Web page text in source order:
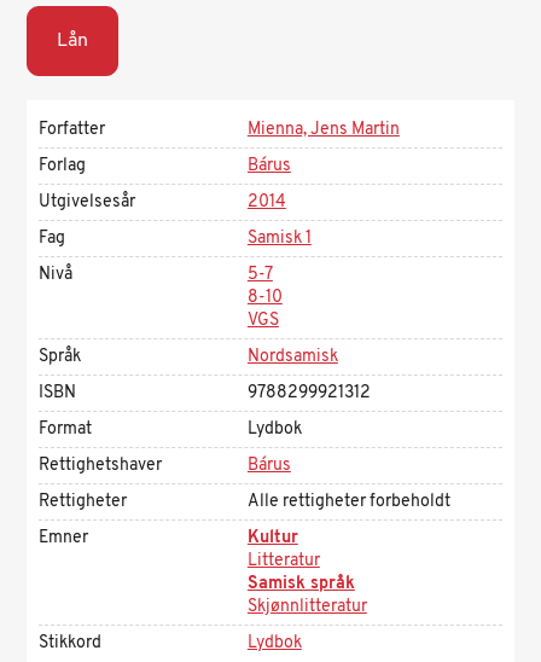
Lån
Forfatter
Mienna, Jens Martin
Forlag
Bárus
Utgivelsesår
2014
Fag
Samisk 1
Nivå
5-7
8-10
VGS
Språk
Nordsamisk
ISBN
9788299921312
Format
Lydbok
Rettighetshaver
Bárus
Rettigheter
Alle rettigheter forbeholdt
Emner
Kultur
Litteratur
Samisk språk
Skjønnlitteratur
Stikkord
Lydbok